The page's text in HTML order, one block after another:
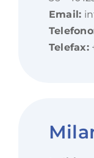
Email:
Telefax: